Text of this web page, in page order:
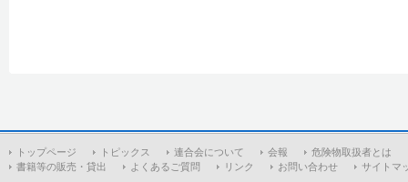
トップページ トピックス 連合会について 会報
危険物取扱者とは
書籍等の販売・貸出
よくあるご質問 リンク お問い合わせ サイトマ